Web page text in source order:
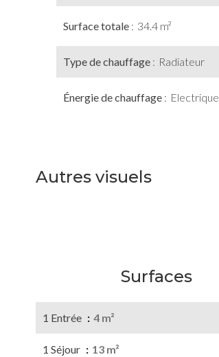
Surface totale 34.4 m²
Type de chauffage Radiateur
Énergie de chauffage Electrique
Autres visuels
Surfaces
1 Entrée 4 m²
1 Séjour 13 m²